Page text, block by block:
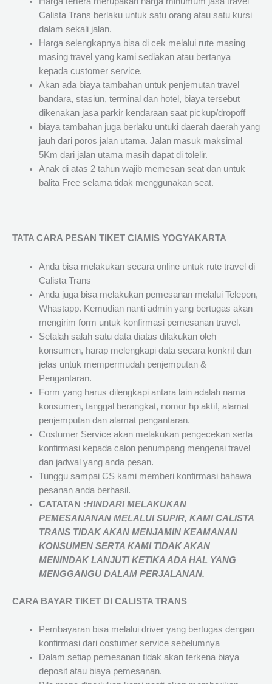
Calista Trans berlaku untuk satu orang atau satu kursi
dalam sekali jalan.
Harga selengkapnya bisa di cek melalui rute masing
masing travel yang kami sediakan atau bertanya
kepada customer service.
Akan ada biaya tambahan untuk penjemutan travel
bandara, stasiun, terminal dan hotel, biaya tersebut
dikenakan jasa parkir kendaraan saat pickup/dropoff
biaya tambahan juga berlaku untuki daerah daerah yang
jauh dari poros jalan utama. Jalan masuk maksimal
5Km dari jalan utama masih dapat di tolelir.
Anak di atas 2 tahun wajib memesan seat dan untuk
balita Free selama tidak menggunakan seat.
TATA CARA PESAN TIKET CIAMIS YOGYAKARTA
Anda bisa melakukan secara online untuk rute travel di
Calista Trans
Anda juga bisa melakukan pemesanan melalui Telepon,
Whastapp. Kemudian nanti admin yang bertugas akan
mengirim form untuk konfirmasi pemesanan travel.
Setalah salah satu data diatas dilakukan oleh
konsumen, harap melengkapi data secara konkrit dan
jelas untuk mempermudah penjemputan &
Pengantaran.
Form yang harus dilengkapi antara lain adalah nama
konsumen, tanggal berangkat, nomor hp aktif, alamat
penjemputan dan alamat pengantaran.
Costumer Service akan melakukan pengecekan serta
konfirmasi kepada calon penumpang mengenai travel
dan jadwal yang anda pesan.
Tunggu sampai CS kami memberi konfirmasi bahawa
pesanan anda berhasil.
CATATAN :HINDARI MELAKUKAN
PEMESANANAN MELALUI SUPIR, KAMICALISTA
TRANSTIDAK AKAN MENJAMINKEAMANAN
KONSUMEN SERTA KAMI TIDAK AKAN
MENINDAK LANJUTI KETIKA ADA HAL YANG
MENGGANGU DALAM PERJALANAN.
CARA BAYAR TIKET DI CALISTA TRANS
Pembayaran bisa melalui driver yang bertugas dengan
konfirmasi dari costumer service sebelumnya
Dalam setiap pemesanan tidak akan terkena biaya
deposit atau biaya pemesanan.